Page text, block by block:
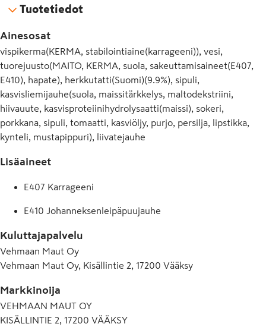
Tuotetiedot
Ainesosat
vispikerma(KERMA, stabilointiaine(karrageeni)), vesi,
tuorejuusto(MAITO, KERMA, suola, sakeuttamisaineet(E407,
E410), hapate), herkkutatti(Suomi)(9.9%), sipuli,
kasvisliemijauhe(suola, maissitärkkelys, maltodekstriini,
hiivauute, kasvisproteiinihydrolysaatti(maissi), sokeri,
porkkana, sipuli, tomaatti, kasviöljy, purjo, persilja, lipstikka,
kynteli, mustapippuri), liivatejauhe
Lisäaineet
E407 Karrageeni
E410 Johanneksenleipäpuujauhe
Kuluttajapalvelu
Vehmaan Maut Oy
Vehmaan Maut Oy, Kisällintie 2, 17200 Vääksy
Markkinoija
VEHMAAN MAUT OY
KISÄLLINTIE 2, 17200 VÄÄKSY